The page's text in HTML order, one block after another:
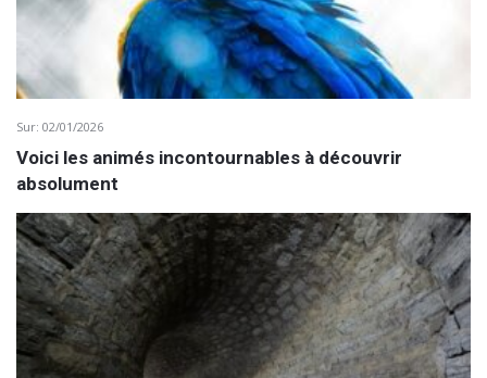
Sur: 02/01/2026
Voici les animés incontournables à découvrir
absolument